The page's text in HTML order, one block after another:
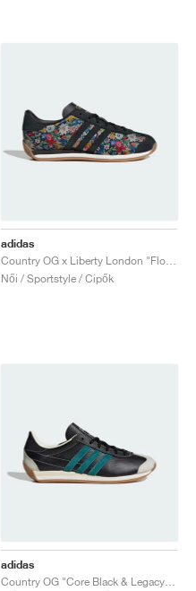
adidas
Női / Sportstyle / Cipők
adidas